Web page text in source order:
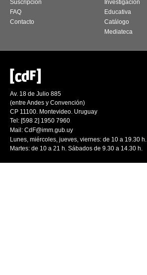
Suscripción
FAQ
Contacto
Investigación
Educativa
Catálogo
Mediateca
Av. 18 de Julio 885
(entre Andes y Convención)
CP 11100. Montevideo. Uruguay
Tel: [598 2] 1950 7960
Mail: CdF@imm.gub.uy
Lunes, miércoles, jueves, viernes: de 10 a 19.30 h.
Martes: de 10 a 21 h. Sábados de 9.30 a 14.30 h.